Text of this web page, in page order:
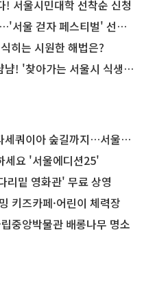
! 서울시민대학 선착순 신청
자 페스티벌' 선착순 5천명
히는 시원한 해법은?
가는 서울시 식생활 교육' 현장
숲길까지…서울둘레길 15코스
세요 '서울에디션25'
리밑 영화관' 무료 상영
키즈카페·어린이 체력장
중앙박물관 배롱나무 명소